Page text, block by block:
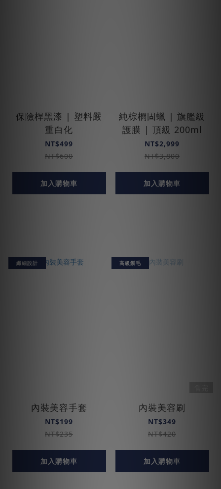
保險桿黑漆 | 塑料嚴
重白化
NT$499
NT$600
加入購物車
純棕櫚固蠟 | 旗艦級
護膜 | 頂級 200ml
NT$2,999
NT$3,800
加入購物車
纖細設計
內裝美容手套
NT$199
NT$235
加入購物車
高級鬃毛
內裝美容刷
NT$349
NT$420
加入購物車